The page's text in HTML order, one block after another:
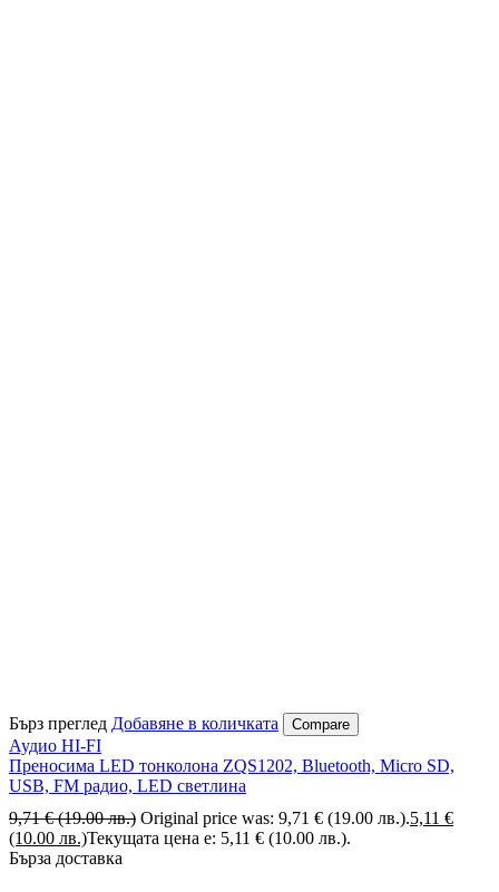
Бърз преглед Добавяне в количката Compare
Аудио HI-FI
Преносима LED тонколона ZQS1202, Bluetooth, Micro SD,
USB, FM радио, LED светлина
9,71€ (19.00 лв.) Original price was: 9,71 € (19.00 лв.).5,11 €
(10.00 лв.)Текущата цена е: 5,11 € (10.00 лв.).
Бърза доставка